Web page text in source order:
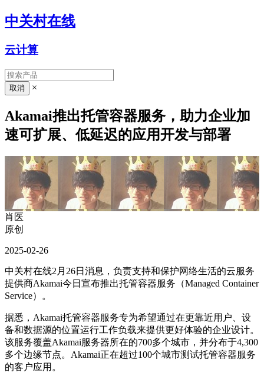
中关村在线
云计算
×
Akamai推出托管容器服务，助力企业加
速可扩展、低延迟的应用开发与部署
肖医
原创
2025-02-26
中关村在线2月26日消息，负责支持和保护网络生活的云服务
提供商Akamai今日宣布推出托管容器服务（Managed Container
Service）。
据悉，Akamai托管容器服务专为希望通过在更靠近用户、设
备和数据源的位置运行工作负载来提供更好体验的企业设计。
该服务覆盖Akamai服务器所在的700多个城市，并分布于4,300
多个边缘节点。Akamai正在超过100个城市测试托管容器服务
的客户应用。